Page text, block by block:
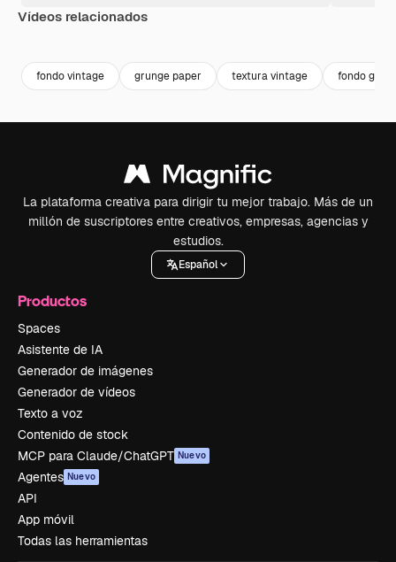
Vídeos relacionados
fondo vintage grunge paper textura vintage fondo
La plataforma creativa para dirigir tu mejor trabajo. Más de un
millón de suscriptores entre creativos, empresas, agencias y
estudios.
Español
Productos
Spaces
Asistente de IA
Generador de imágenes
Generador de vídeos
Texto a voz
Contenido de stock
MCP para Claude/ChatGPT Nuevo
Agentes Nuevo
API
App móvil
Todas las herramientas